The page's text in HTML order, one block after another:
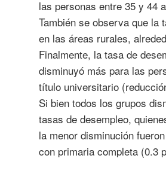
las personas entre 35 y 44
También se observa que la
en las áreas rurales,
Finalmente, la tasa de
disminuyó más para las
título universitario
Si bien todos los grupos
tasas de desempleo,
la menor disminución
con primaria completa (0.3